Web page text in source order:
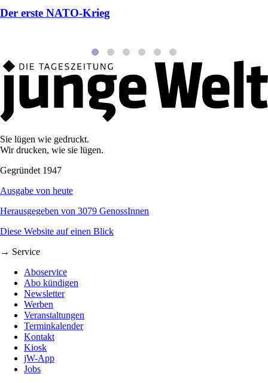
Der erste NATO-Krieg
Sie lügen wie gedruckt.
Wir drucken, wie sie lügen.
Gegründet 1947
Ausgabe von heute
Herausgegeben von 3079 GenossInnen
Diese Website auf einen Blick
→ Service
Aboservice
Abo kündigen
Newsletter
Werben
Veranstaltungen
Terminkalender
Kontakt
Kiosk
jW-App
Jobs